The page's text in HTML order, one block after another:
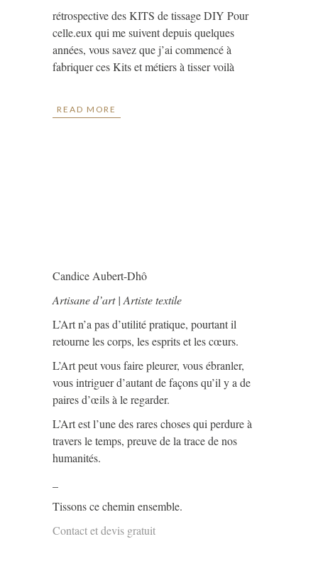
rétrospective des KITS de tissage DIY Pour
celle.eux qui me suivent depuis quelques
années, vous savez que j’ai commencé à
fabriquer ces Kits et métiers à tisser voilà
READ MORE
Candice Aubert-Dhô
Artisane d’art | Artiste textile
L’Art n’a pas d’utilité pratique, pourtant il
retourne les corps, les esprits et les cœurs.
L’Art peut vous faire pleurer, vous ébranler,
vous intriguer d’autant de façons qu’il y a de
paires d’œils à le regarder.
L’Art est l’une des rares choses qui perdure à
travers le temps, preuve de la trace de nos
humanités.
Tissons ce chemin ensemble.
Contact et devis gratuit